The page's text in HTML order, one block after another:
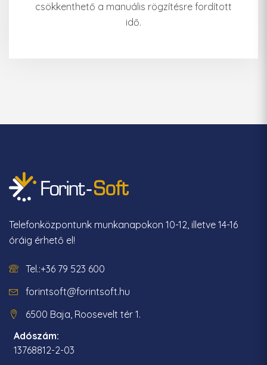
csökkenthető a manuális rögzítésre fordított
idő.
Telefonközpontunk munkanapokon 10-12, illetve 14-16
óráig érhető el!
Tel.:+36 79 523 600
forintsoft@forintsoft.hu
6500 Baja, Roosevelt tér 1.
Adószám:
13768812-2-03